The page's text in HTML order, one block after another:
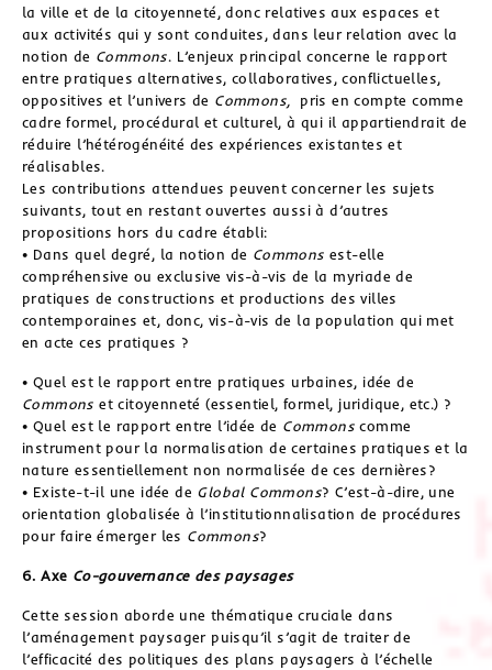
la ville et de la citoyenneté, donc relatives aux espaces et
aux activités qui y sont conduites, dans leur relation avec la
notion de Commons. L’enjeux principal concerne le rapport
entre pratiques alternatives, collaboratives, conflictuelles,
oppositives et l’univers de Commons,
pris en compte comme
cadre formel, procédural et culturel, à qui il appartiendrait de
réduire l’hétérogénéité des expériences existantes et
réalisables.
Les contributions attendues peuvent concerner les sujets
suivants, tout en restant ouvertes aussi à d’autres
propositions hors du cadre établi:
• Dans quel degré, la notion de Commons est-elle
compréhensive ou exclusive vis-à-vis de la myriade de
pratiques de constructions et productions des villes
contemporaines et, donc, vis-à-vis de la population qui met
en acte ces pratiques ?
• Quel est le rapport entre pratiques urbaines, idée de
Commons et citoyenneté (essentiel, formel, juridique, etc.) ?
• Quel est le rapport entre l’idée de Commons comme
instrument pour la normalisation de certaines pratiques et la
nature essentiellement non normalisée de ces dernières?
• Existe-t-il une idée de Global Commons? C’est-à-dire, une
orientation globalisée à l’institutionnalisation de procédures
pour faire émerger les Commons?
6. Axe Co-gouvernance des paysages
Cette session aborde une thématique cruciale dans
l’aménagement paysager puisqu’il s’agit de traiter de
l’efficacité des politiques des plans paysagers à l’échelle